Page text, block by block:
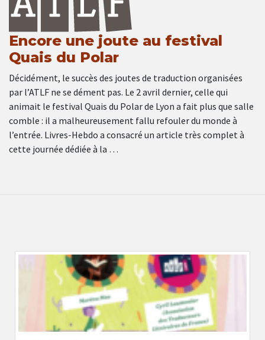
Encore une joute au festival
Quais du Polar
Décidément, le succès des joutes de traduction organisées
par l’ATLF ne se dément pas. Le 2 avril dernier, celle qui
animait le festival Quais du Polar de Lyon a fait plus que salle
comble : il a malheureusement fallu refouler du monde à
l’entrée. Livres-Hebdo a consacré un article très complet à
cette journée dédiée à la …